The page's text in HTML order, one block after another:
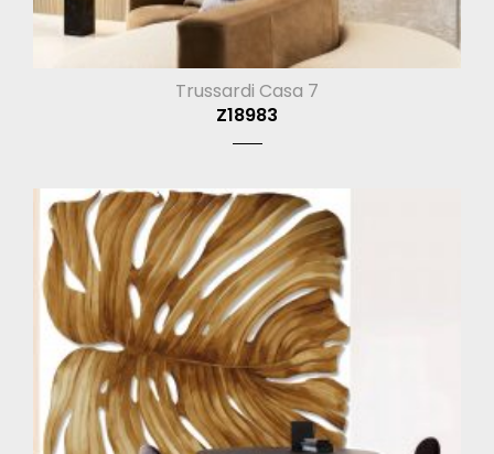
Trussardi Casa 7
Z18983